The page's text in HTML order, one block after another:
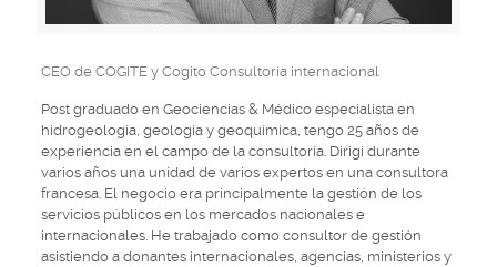
CEO de COGITE y Cogito Consultoría internacional
Post graduado en Geociencias & Médico especialista en
hidrogeología, geología y geoquímica, tengo 25 años de
experiencia en el campo de la consultoría. Dirigí durante
varios años una unidad de varios expertos en una consultora
francesa. El negocio era principalmente la gestión de los
servicios públicos en los mercados nacionales e
internacionales. He trabajado como consultor de gestión
asistiendo a donantes internacionales, agencias, ministerios y